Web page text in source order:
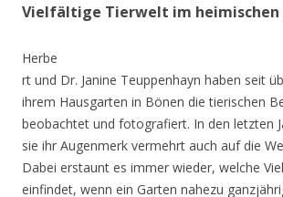
Vielfältige Tierwelt im heimischen
Herbe
rt und Dr. Janine Teuppenhayn haben seit
ihrem Hausgarten in Bönen die tierischen
beobachtet und fotografiert. In den letzten
sie ihr Augenmerk vermehrt auch auf die
Dabei erstaunt es immer wieder, welche
einfindet, wenn ein Garten nahezu